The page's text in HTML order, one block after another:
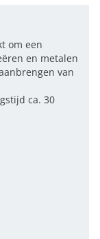
om een
en metalen
van
ca. 30